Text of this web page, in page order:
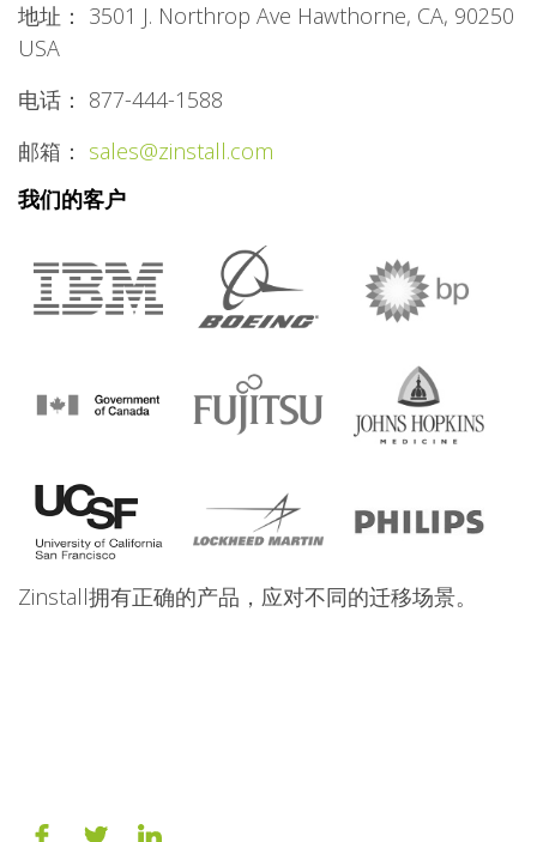
地址： 3501 J. Northrop Ave Hawthorne, CA, 90250
USA
电话： 877-444-1588
邮箱： sales@zinstall.com
我们的客户
Zinstall拥有正确的产品，应对不同的迁移场景。